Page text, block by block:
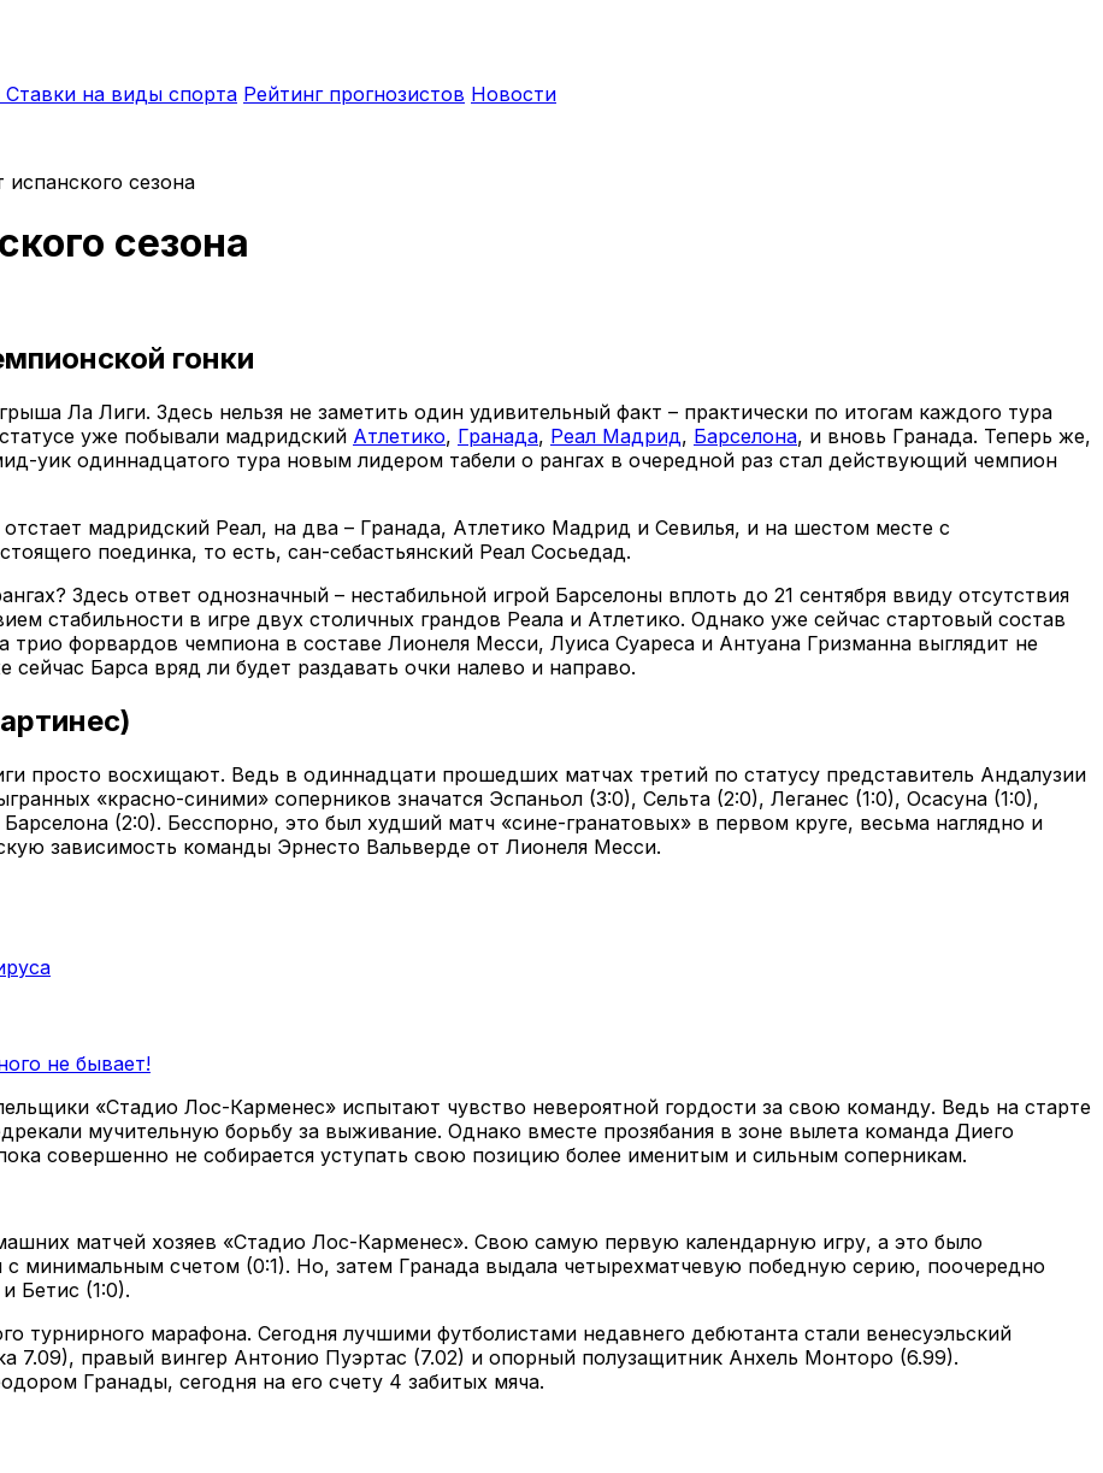
Ставки на виды спорта Рейтинг прогнозистов Новости
сезона
сезона
гонки
Ла Лиги. Здесь нельзя не заметить один удивительный факт – практически по итогам каждого тура
уже побывали мадридский Атлетико, Гранада, Реал Мадрид, Барселона, и вновь Гранада. Теперь же,
уик одиннадцатого тура новым лидером табели о рангах в очередной раз стал действующий чемпион
мадридский Реал, на два – Гранада, Атлетико Мадрид и Севилья, и на шестом месте с
поединка, то есть, сан-себастьянский Реал Сосьедад.
Здесь ответ однозначный – нестабильной игрой Барселоны вплоть до 21 сентября ввиду отсутствия
стабильности в игре двух столичных грандов Реала и Атлетико. Однако уже сейчас стартовый состав
трио форвардов чемпиона в составе Лионеля Месси, Луиса Суареса и Антуана Гризманна выглядит не
Барса вряд ли будет раздавать очки налево и направо.
просто восхищают. Ведь в одиннадцати прошедших матчах третий по статусу представитель Андалузии
«красно-синими» соперников значатся Эспаньол (3:0), Сельта (2:0), Леганес (1:0), Осасуна (1:0),
(2:0). Бесспорно, это был худший матч «сине-гранатовых» в первом круге, весьма наглядно и
зависимость команды Эрнесто Вальверде от Лионеля Месси.
не бывает!
«Стадио Лос-Карменес» испытают чувство невероятной гордости за свою команду. Ведь на старте
мучительную борьбу за выживание. Однако вместе прозябания в зоне вылета команда Диего
совершенно не собирается уступать свою позицию более именитым и сильным соперникам.
матчей хозяев «Стадио Лос-Карменес». Свою самую первую календарную игру, а это было
с минимальным счетом (0:1). Но, затем Гранада выдала четырехматчевую победную серию, поочередно
Бетис (1:0).
турнирного марафона. Сегодня лучшими футболистами недавнего дебютанта стали венесуэльский
7.09), правый вингер Антонио Пуэртас (7.02) и опорный полузащитник Анхель Монторо (6.99).
Гранады, сегодня на его счету 4 забитых мяча.